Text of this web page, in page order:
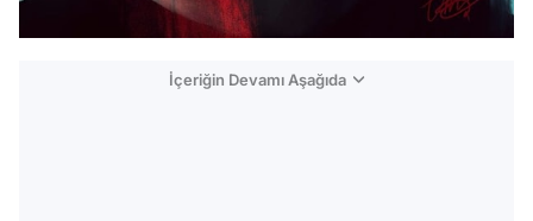
İçeriğin Devamı Aşağıda